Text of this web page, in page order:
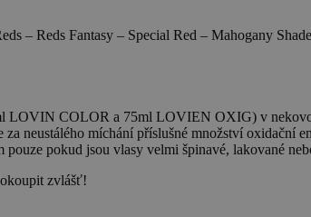
– Reds Fantasy – Special Red – Mahogany
COLOR a 75ml LOVIEN OXIG) v
neustálého míchání příslušné množství oxidační
pokud jsou vlasy velmi špinavé, lakované
zvlášť!